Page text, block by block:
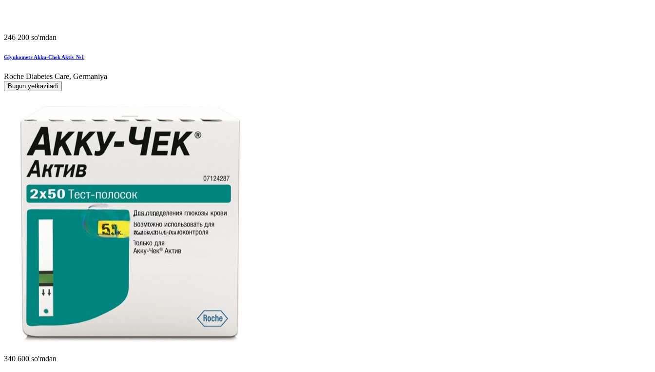
246 200 so'mdan
Glyukometr Akku-Chek Aktiv №1
Roche Diabetes Care, Germaniya
Bugun yetkaziladi
340 600 so'mdan